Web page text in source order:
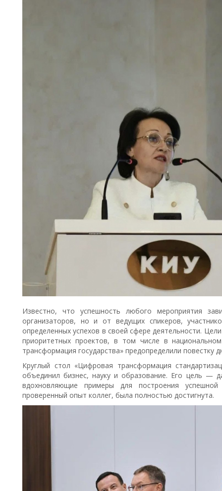
Известно, что успешность любого мероприятия
организаторов, но и от ведущих спикеров,
определенных успехов в своей сфере деятельности.
приоритетных проектов, в том числе в
трансформация государства» предопределили повестку
Круглый стол «Цифровая трансформация
объединил бизнес, науку и образование. Его цель —
вдохновляющие примеры для построения
проверенный опыт коллег, была полностью достигнута.